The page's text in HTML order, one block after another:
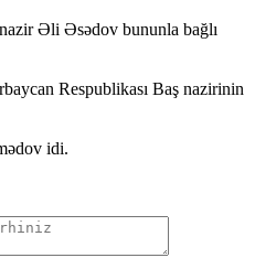
Əli Əsədov bununla bağlı
Respublikası Baş nazirinin
idi.